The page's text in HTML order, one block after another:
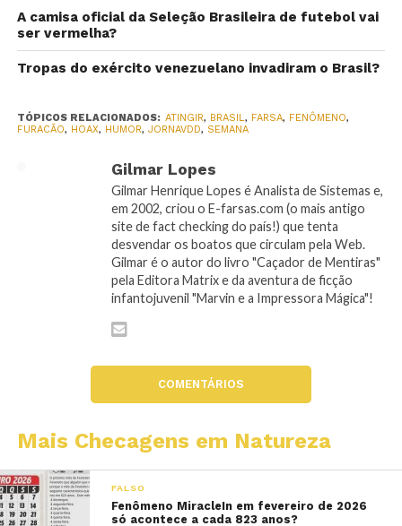
A camisa oficial da Seleção Brasileira de futebol vai
ser vermelha?
Tropas do exército venezuelano invadiram o Brasil?
TÓPICOS RELACIONADOS: ATINGIR, BRASIL, FARSA, FENÔMENO,
FURACÃO, HOAX, HUMOR, JORNAVDD, SEMANA
Gilmar Lopes
Gilmar Henrique Lopes é Analista de Sistemas e,
em 2002, criou o E-farsas.com (o mais antigo
site de fact checking do país!) que tenta
desvendar os boatos que circulam pela Web.
Gilmar é o autor do livro "Caçador de Mentiras"
pela Editora Matrix e da aventura de ficção
infantojuvenil "Marvin e a Impressora Mágica"!
COMENTÁRIOS
Mais Checagens em Natureza
FALSO
Fenômeno MiracleIn em fevereiro de 2026
só acontece a cada 823 anos?